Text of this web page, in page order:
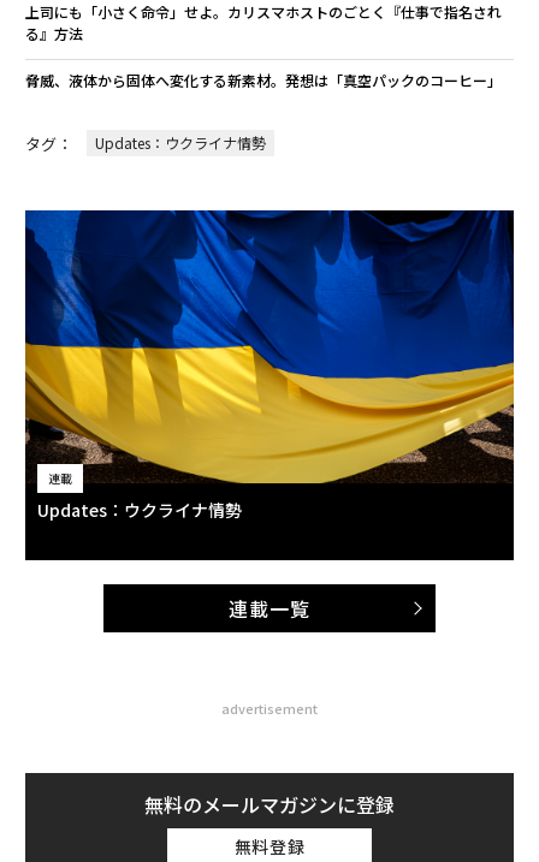
上司にも「小さく命令」せよ。カリスマホストのごとく『仕事で指名され
る』方法
脅威、液体から固体へ変化する新素材。発想は「真空パックのコーヒー」
タグ： Updates：ウクライナ情勢
連載
Updates：ウクライナ情勢
連載一覧
advertisement
無料のメールマガジンに登録
無料登録